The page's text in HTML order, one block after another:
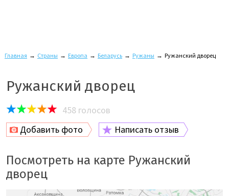
Главная → Страны → Европа → Беларусь → Ружаны → Ружанский дворец
Ружанский дворец
458 голосов
Добавить фото
Написать отзыв
Посмотреть на карте Ружанский
дворец